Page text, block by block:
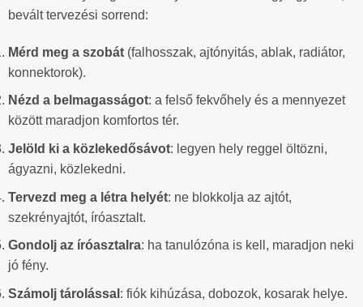
bevált tervezési sorrend:
Mérd meg a szobát (falhosszak, ajtónyitás, ablak, radiátor,
konnektorok).
Nézd a belmagasságot: a felső fekvőhely és a mennyezet
között maradjon komfortos tér.
Jelöld ki a közlekedősávot: legyen hely reggel öltözni,
ágyazni, közlekedni.
Tervezd meg a létra helyét: ne blokkolja az ajtót,
szekrényajtót, íróasztalt.
Gondolj az íróasztalra: ha tanulózóna is kell, maradjon neki
jó fény.
Számolj tárolással : fiók kihúzása, dobozok, kosarak helye.